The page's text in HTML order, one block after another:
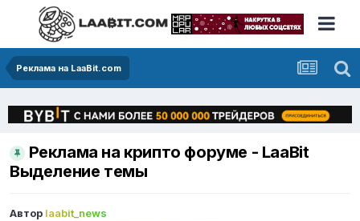
Реклама на LaaBit.com
Реклама на крипто форуме - LaaBit
Выделение темы
Автор laabit_news